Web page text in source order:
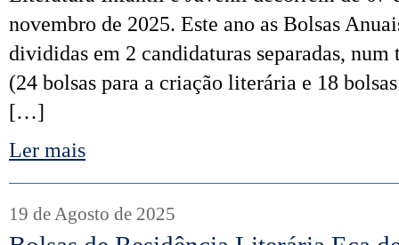
novembro de 2025. Este ano as Bolsas
divididas em 2 candidaturas separadas, num
(24 bolsas para a criação literária e 18
[…]
Ler mais
19 de Agosto de 2025